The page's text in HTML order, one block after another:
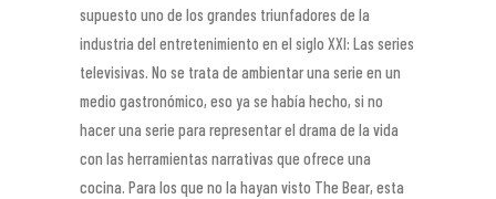
supuesto uno de los grandes triunfadores de la
industria del entretenimiento en el siglo XXI: Las series
televisivas. No se trata de ambientar una serie en un
medio gastronómico, eso ya se había hecho, si no
hacer una serie para representar el drama de la vida
con las herramientas narrativas que ofrece una
cocina. Para los que no la hayan visto The Bear, esta